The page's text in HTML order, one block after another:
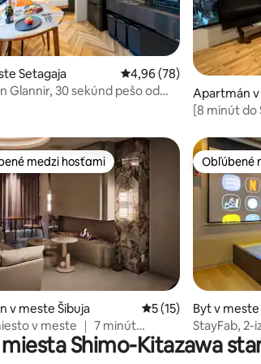
z 5, počet hodnotení: 150
Setagaja Priemerné ohodnotenie
4,96 (78)
Glannir, 30 sekúnd pešo od
Apartmán
[8 minút do
izba 2
zadarmo TV
4,96 z 5, počet hodnotení: 23
medzi hosťami
medzi hosťami
v meste Šibuja Priemerné
5 (15)
v meste ｜ 7 minút
stanice Shinjuku
Obľúbené
Obľúbené
Byt v
StayFab, 2-
Shimo-Kitazawa